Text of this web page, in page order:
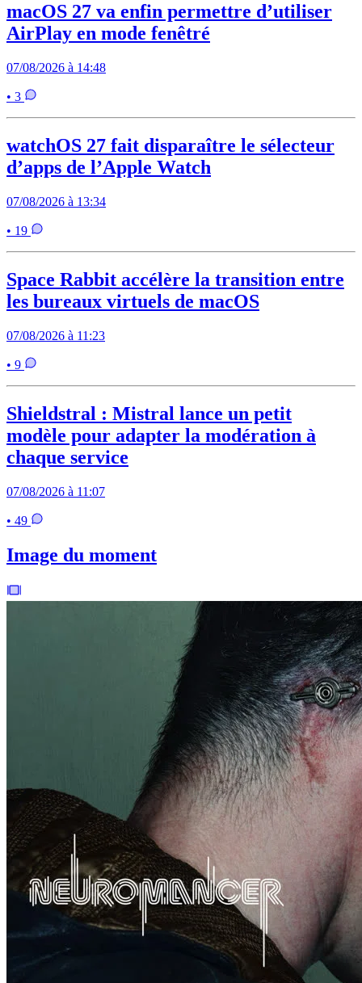
macOS 27 va enfin permettre d’utiliser
AirPlay en mode fenêtré
07/08/2026 à 14:48
• 3
watchOS 27 fait disparaître le sélecteur
d’apps de l’Apple Watch
07/08/2026 à 13:34
• 19
Space Rabbit accélère la transition entre
les bureaux virtuels de macOS
07/08/2026 à 11:23
• 9
Shieldstral : Mistral lance un petit
modèle pour adapter la modération à
chaque service
07/08/2026 à 11:07
• 49
Image du moment